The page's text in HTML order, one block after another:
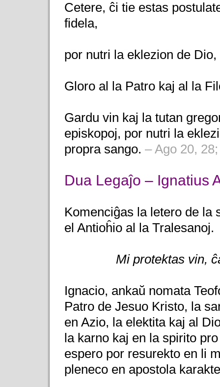
Cetere, ĉi tie estas
fidela,
por nutri la eklezion de
Gloro al la Patro kaj al la
Gardu vin kaj la tutan
episkopoj, por nutri la
propra sango. – Ago 20,
Dua Legaĵo – Ignatius
Komenciĝas la letero de la
el Antioĥio al la Tralesanoj.
Mi protektas vin,
Ignacio, ankaŭ nomata
Patro de Jesuo Kristo, la
en Azio, la elektita kaj al
la karno kaj en la spirito
espero por resurekto en li
pleneco en apostola